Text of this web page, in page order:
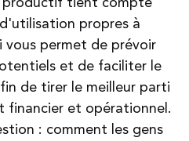
propres à
vous permet de prévoir
et de faciliter le
de tirer le meilleur parti
financier et opérationnel.
: comment les gens